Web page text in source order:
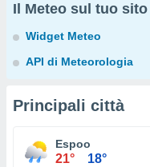
Il Meteo sul tuo sito
Widget Meteo
API di Meteorologia
Principali città
Espoo
21° 18°